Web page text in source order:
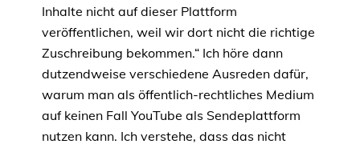
Inhalte nicht auf dieser Plattform
veröffentlichen, weil wir dort nicht die richtige
Zuschreibung bekommen.“ Ich höre dann
dutzendweise verschiedene Ausreden dafür,
warum man als öffentlich-rechtliches Medium
auf keinen Fall YouTube als Sendeplattform
nutzen kann. Ich verstehe, dass das nicht